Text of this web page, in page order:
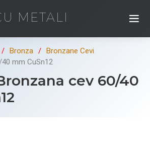
METALI
Bronza
Bronzane Cevi
mm CuSn12
cev 60/40